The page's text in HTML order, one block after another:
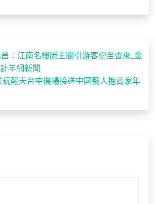
：江南名樓滕王閣引游客紛至沓來_金
羊網新聞
玩翻天台中機場接送中國藝人抱商家年